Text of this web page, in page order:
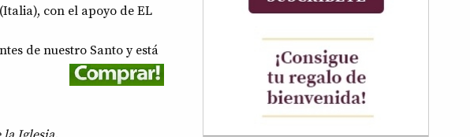
con el apoyo de EL
de nuestro Santo y está